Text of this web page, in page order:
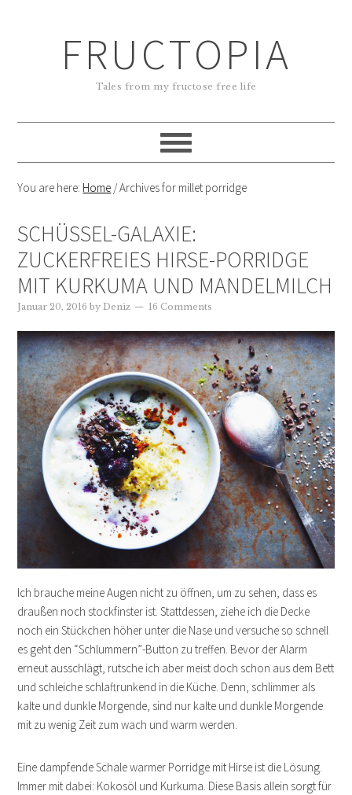
FRUCTOPIA
Tales from my fructose free life
You are here: Home /Archives for millet porridge
SCHÜSSEL-GALAXIE:
ZUCKERFREIES HIRSE-PORRIDGE
MIT KURKUMA UND MANDELMILCH
Januar 20, 2016 byDeniz 16 Comments
Ich brauche meine Augen nicht zu öffnen, um zu sehen, dass es
draußen noch stockfinster ist. Stattdessen, ziehe ich die Decke
noch ein Stückchen höher unter die Nase und versuche so schnell
es geht den “Schlummern”-Button zu treffen. Bevor der Alarm
erneut ausschlägt, rutsche ich aber meist doch schon aus dem Bett
und schleiche schlaftrunkend in die Küche. Denn, schlimmer als
kalte und dunkle Morgende, sind nur kalte und dunkle Morgende
mit zu wenig Zeit zum wach und warm werden.
Eine dampfende Schale warmer Porridge mit Hirse ist die Lösung.
Immer mit dabei: Kokosöl und Kurkuma. Diese Basis allein sorgt für